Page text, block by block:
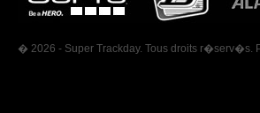
� 2026 - Super Trackday. Tous droits r�serv�s.